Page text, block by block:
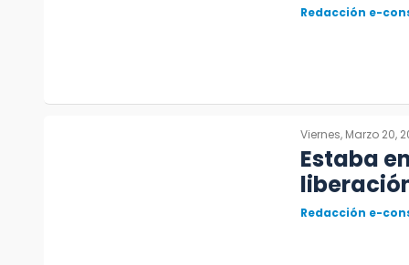
Redacción e-
Viernes, Marzo 20,
Estaba
Redacción e-